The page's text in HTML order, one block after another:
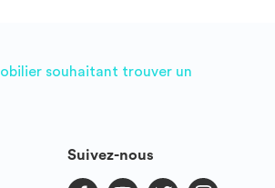
souhaitant trouver un
Suivez-nous